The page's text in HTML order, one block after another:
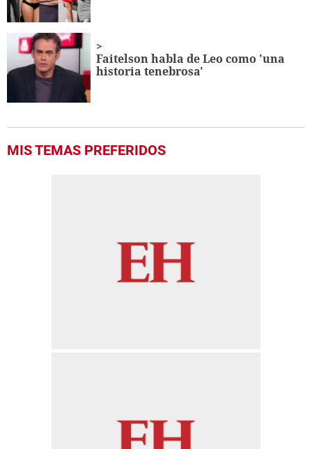
Faitelson habla de Leo como 'una
historia tenebrosa'
MIS TEMAS PREFERIDOS